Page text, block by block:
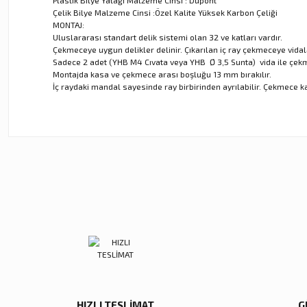
Çelik Bilye Malzeme Cinsi :Özel Kalite Yüksek Karbon Çeliği
MONTAJ:
Uluslararası standart delik sistemi olan 32 ve katları vardır.
Çekmeceye uygun delikler delinir. Çıkarılan iç ray çekmeceye
Sadece 2 adet (YHB M4 Cıvata veya YHB Ø 3,5 Sunta) vida ile
Montajda kasa ve çekmece arası boşluğu 13 mm bırakılır.
İç raydaki mandal sayesinde ray birbirinden ayrılabilir. Çekmece
Bu ürüne benzer farklı alternatifler olmalı.